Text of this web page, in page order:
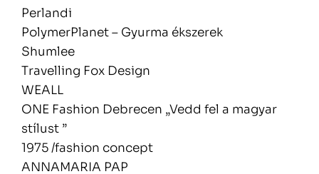
Perlandi
PolymerPlanet – Gyurma ékszerek
Shumlee
Travelling Fox Design
WEALL
ONE Fashion Debrecen „Vedd fel a magyar
stílust ”
1975 /fashion concept
ANNAMARIA PAP